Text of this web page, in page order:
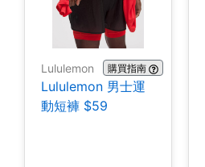
Lululemon 購買指南
Lululemon 男士運
動短褲 $59